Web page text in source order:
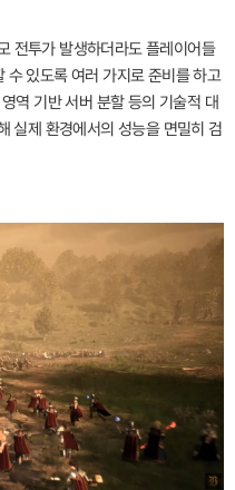
전투가 발생하더라도 플레이어들
수 있도록 여러 가지로 준비를 하고
역 기반 서버 분할 등의 기술적 대
실제 환경에서의 성능을 면밀히 검